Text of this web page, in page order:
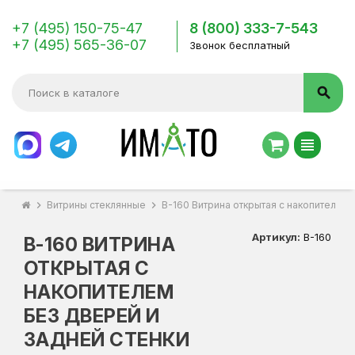
+7 (495) 150-75-47
+7 (495) 565-36-07
8 (800) 333-7-543
Звонок бесплатный
search
view_headline
chevron_right Витрины стеклянные chevron_right В-160 Витрина открытая с накопителем
В-160 ВИТРИНА
ОТКРЫТАЯ С
НАКОПИТЕЛЕМ
БЕЗ ДВЕРЕЙ И
ЗАДНЕЙ СТЕНКИ
Артикул: В-160